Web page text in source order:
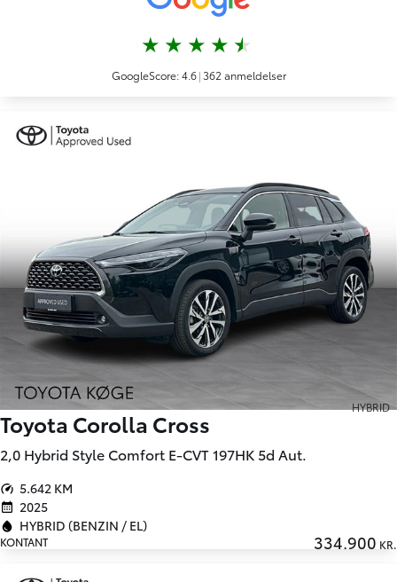
HYBRID
Toyota Corolla Cross
2,0 Hybrid Style Comfort E-CVT 197HK 5d Aut.
5.642 KM
2025
HYBRID (BENZIN / EL)
KONTANT 334.900 KR.